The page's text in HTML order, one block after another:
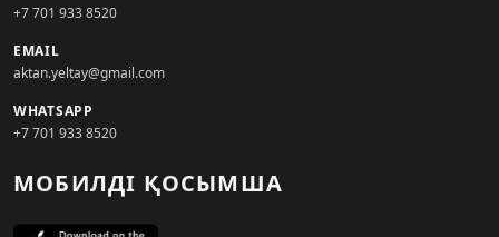
+7 701 933 8520
EMAIL
aktan.yeltay@gmail.com
WHATSAPP
+7 701 933 8520
МОБИЛДІ ҚОСЫМША